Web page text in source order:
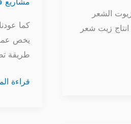
الشعر
زيت شعر
كما
يخص
طريقة
شرح
قراءة